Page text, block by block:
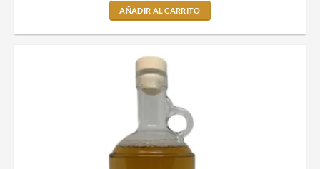
AÑADIR AL CARRITO